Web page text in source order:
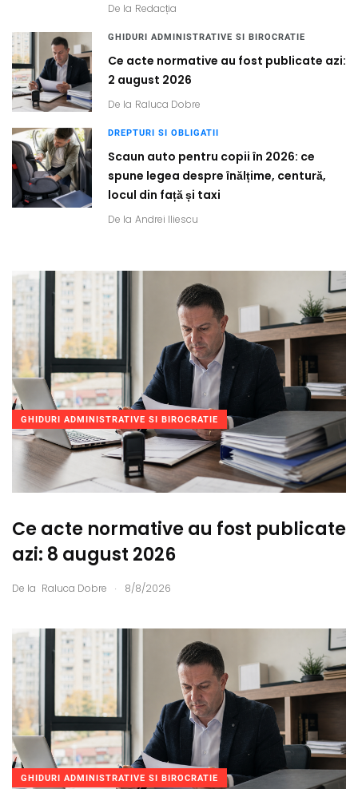
De la Redacția
GHIDURI ADMINISTRATIVE SI BIROCRATIE
Ce acte normative au fost publicate azi:
2 august 2026
De la Raluca Dobre
DREPTURI SI OBLIGATII
Scaun auto pentru copii în 2026: ce
spune legea despre înălțime, centură,
locul din față și taxi
De la Andrei Iliescu
GHIDURI ADMINISTRATIVE SI BIROCRATIE
Ce acte normative au fost publicate
azi: 8 august 2026
De la Raluca Dobre . 8/8/2026
GHIDURI ADMINISTRATIVE SI BIROCRATIE